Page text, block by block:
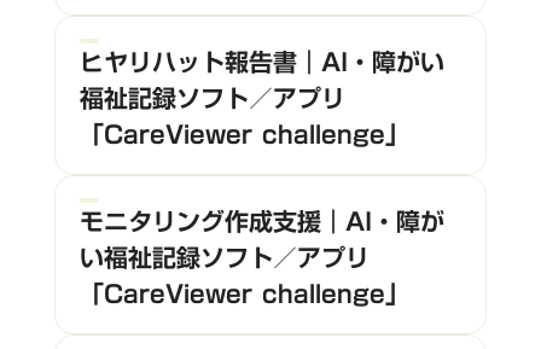
ヒヤリハット報告書｜AI・障がい
福祉記録ソフト／アプリ
「CareViewer challenge」
モニタリング作成支援｜AI・障が
い福祉記録ソフト／アプリ
「CareViewer challenge」